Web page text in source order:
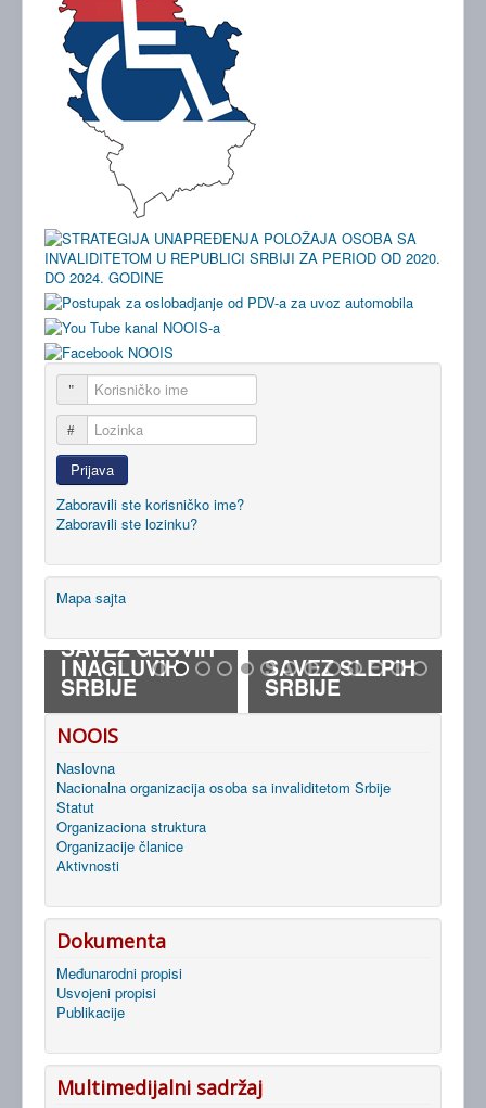
Korisničko ime
Lozinka
Prijava
Zaboravili ste korisničko ime?
Zaboravili ste lozinku?
Mapa sajta
SAVEZ GLUVIH
I NAGLUVIH
SRBIJE
SAVEZ SLEPIH
SRBIJE
NOOIS
Naslovna
Nacionalna organizacija osoba sa invaliditetom Srbije
Statut
Organizaciona struktura
Organizacije članice
Aktivnosti
Dokumenta
Međunarodni propisi
Usvojeni propisi
Publikacije
Multimedijalni sadržaj